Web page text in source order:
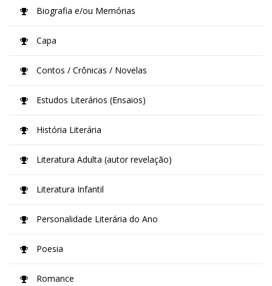
Biografia e/ou Memórias
Capa
Contos / Crônicas / Novelas
Estudos Literários (Ensaios)
História Literária
Literatura Adulta (autor revelação)
Literatura Infantil
Personalidade Literária do Ano
Poesia
Romance